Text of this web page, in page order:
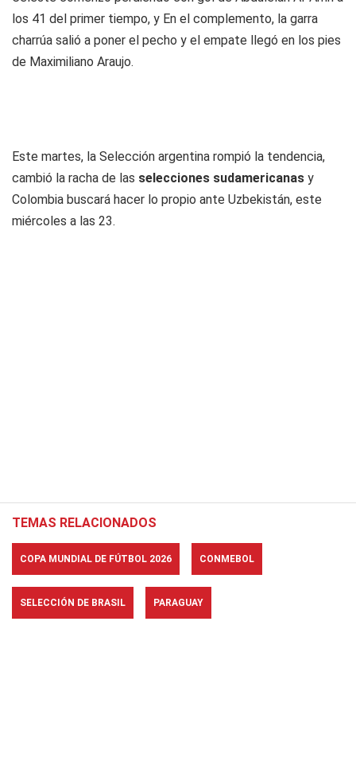
los 41 del primer tiempo, y En el complemento, la garra
charrúa salió a poner el pecho y el empate llegó en los pies
de Maximiliano Araujo.
Este martes, la Selección argentina rompió la tendencia,
cambió la racha de las selecciones sudamericanas y
Colombia buscará hacer lo propio ante Uzbekistán, este
miércoles a las 23.
TEMAS RELACIONADOS
COPA MUNDIAL DE FÚTBOL 2026 CONMEBOL
SELECCIÓN DE BRASIL PARAGUAY